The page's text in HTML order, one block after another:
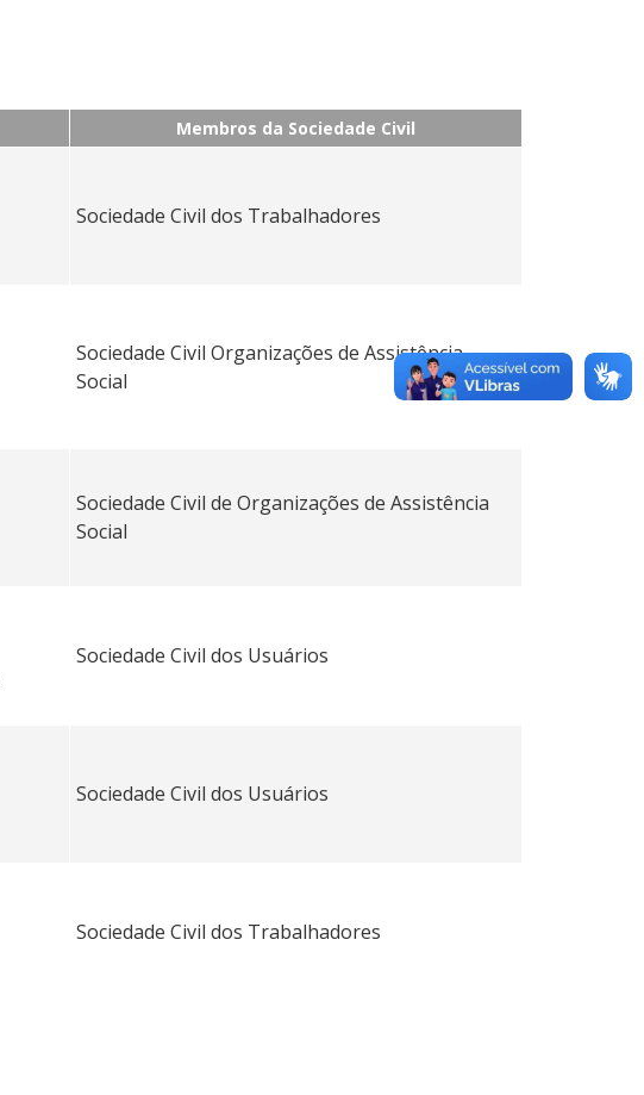
Membros da Sociedade Civil
Sociedade Civil dos Trabalhadores
Sociedade Civil Organizações de Assistência
Social
Sociedade Civil de Organizações de Assistência
Social
Sociedade Civil dos Usuários
Sociedade Civil dos Usuários
Sociedade Civil dos Trabalhadores